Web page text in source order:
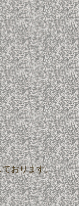
おります。